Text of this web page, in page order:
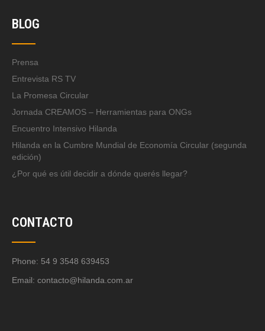
BLOG
Prensa
Entrevista RS TV
La Promesa Circular
Jornada CREAMOS – Herramientas para ONGs
Encuentro Intensivo Hilanda
Hilanda en la Cumbre Mundial de Economía Circular (segunda
edición)
¿Por qué es útil decidir a dónde querés llegar?
CONTACTO
Phone: 54 9 3548 639453
Email: contacto@hilanda.com.ar